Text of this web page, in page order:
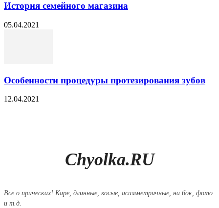
История семейного магазина
05.04.2021
Особенности процедуры протезирования зубов
12.04.2021
Chyolka.RU
Все о прическах! Каре, длинные, косые, асимметричные, на бок, фото
и т.д.